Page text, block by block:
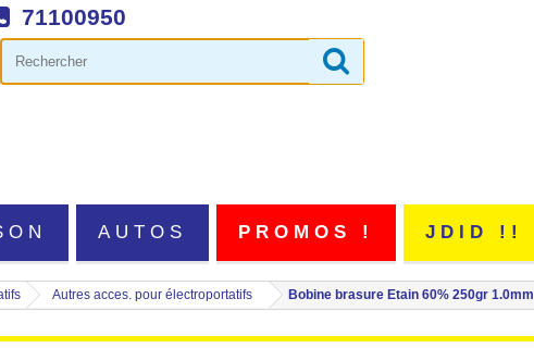
71100950
AUTOS PROMOS ! JDID !!
Autres acces. pour électroportatifs Bobine brasure Etain 60% 250gr 1.0mm